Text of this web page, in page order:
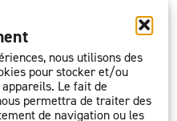
nous utilisons des
pour stocker et/ou
Le fait de
permettra de traiter des
de navigation ou les
d’entraide et de
dans le
en aide aux mineurs